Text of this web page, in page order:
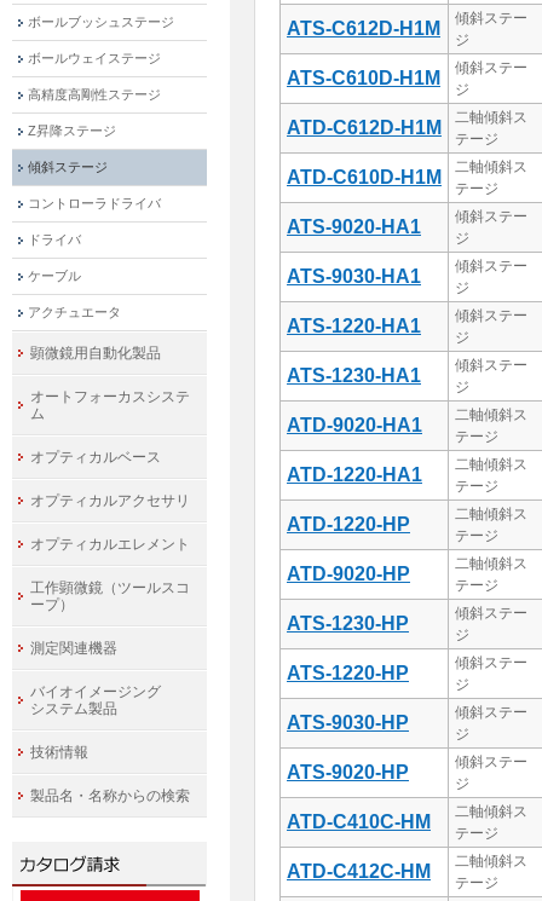
ATS-C612D-H1M
傾斜ステー
ジ
ATS-C610D-H1M
傾斜ステー
ジ
ATD-C612D-H1M
二軸傾斜ス
テージ
ATD-C610D-H1M
二軸傾斜ス
テージ
ATS-9020-HA1
傾斜ステー
ジ
ATS-9030-HA1
傾斜ステー
ジ
ATS-1220-HA1
傾斜ステー
ジ
ATS-1230-HA1
傾斜ステー
ジ
ATD-9020-HA1
二軸傾斜ス
テージ
ATD-1220-HA1
二軸傾斜ス
テージ
ATD-1220-HP
二軸傾斜ス
テージ
ATD-9020-HP
二軸傾斜ス
テージ
ATS-1230-HP
傾斜ステー
ジ
ATS-1220-HP
傾斜ステー
ジ
ATS-9030-HP
傾斜ステー
ジ
ATS-9020-HP
傾斜ステー
ジ
ATD-C410C-HM
二軸傾斜ス
テージ
ATD-C412C-HM
二軸傾斜ス
テージ
ボールブッシュステージ
ボールウェイステージ
高精度高剛性ステージ
Z昇降ステージ
傾斜ステージ
コントローラドライバ
ドライバ
ケーブル
アクチュエータ
顕微鏡用自動化製品
オートフォーカスシステ
ム
オプティカルベース
オプティカルアクセサリ
オプティカルエレメント
工作顕微鏡（ツールスコ
ープ）
測定関連機器
バイオイメージング
システム製品
技術情報
製品名・名称からの検索